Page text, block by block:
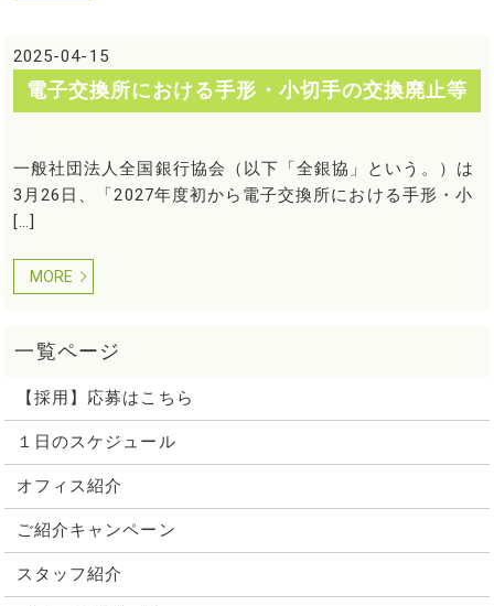
2025-04-15
電子交換所における手形・小切手の交換廃止等
一般社団法人全国銀行協会（以下「全銀協」という。）は
3月26日、「2027年度初から電子交換所における手形・小
[…]
MORE
【採用】応募はこちら
１日のスケジュール
オフィス紹介
ご紹介キャンペーン
スタッフ紹介